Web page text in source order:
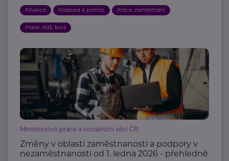
Finance Podpora a pomoc Práce, zaměstnání
Praxe, stáž, kurz
Ministerstvo práce a sociálních věcí ČR
Změny v oblasti zaměstnanosti a podpory v
nezaměstnanosti od 1. ledna 2026 - přehledně